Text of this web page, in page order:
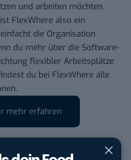
und arbeiten möchten.
FlexWhere also ein
die Organisation
du mehr über die Software-
flexibler Arbeitsplätze
du bei FlexWhere alle
mehr erfahren